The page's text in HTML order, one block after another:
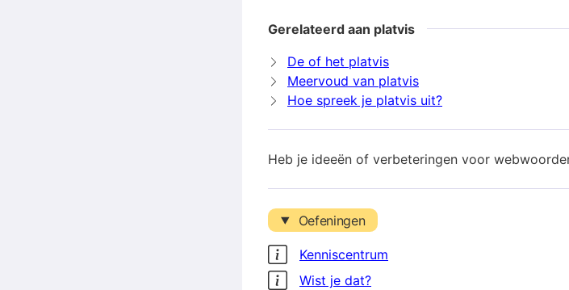
Gerelateerd aan platvis
De of het platvis
Meervoud van platvis
Hoe spreek je platvis uit?
Heb je ideeën of verbeteringen voor
Oefeningen
Kenniscentrum
Wist je dat?